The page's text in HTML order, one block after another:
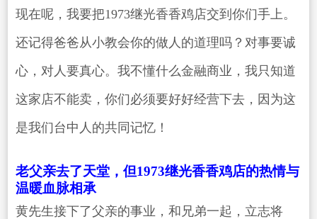
现在呢，我要把1973继光香香鸡店交到你们手上。
还记得爸爸从小教会你的做人的道理吗？对事要诚
心，对人要真心。我不懂什么金融商业，我只知道
这家店不能卖，你们必须要好好经营下去，因为这
是我们台中人的共同记忆！
老父亲去了天堂，但1973继光香香鸡店的热情与
温暖血脉相承
黄先生接下了父亲的事业，和兄弟一起，立志将